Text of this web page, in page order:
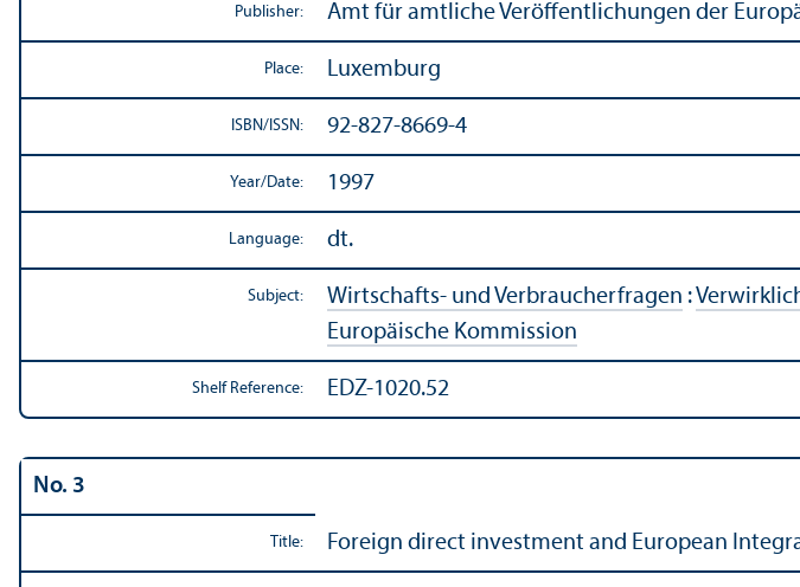
Publisher: Amt für amtliche Veröffentlichungen der
Place: Luxemburg
ISBN/ISSN: 92-827-8669-4
Year/Date: 1997
Language: dt.
Subject: Wirtschafts- und Verbraucherfragen :
Europäische Kommission
Shelf Reference: EDZ-1020.52
No. 3
Title: Foreign direct investment and European